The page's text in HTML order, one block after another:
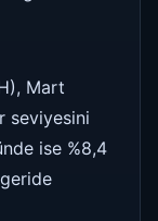
Mart
seviyesini
ise %8,4